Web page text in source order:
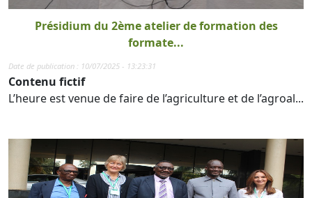
Présidium du 2ème atelier de formation des
formate...
Date de publication : 10/07/2025 - 13:23:31
Contenu fictif
L’heure est venue de faire de l’agriculture et de l’agroal...